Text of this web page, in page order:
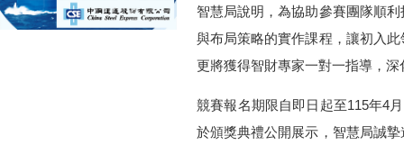
智慧局說明，為協助參賽團隊順
與布局策略的實作課程，讓初入
更將獲得智財專家一對一指導，
競賽報名期限自即日起至115年4
於頒獎典禮公開展示，智慧局誠